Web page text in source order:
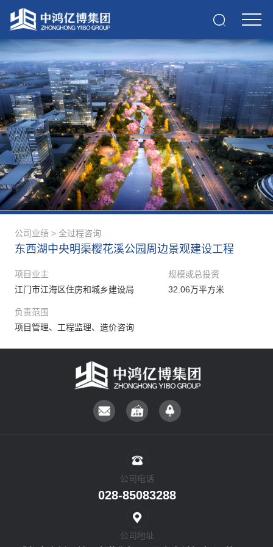
公司业绩 > 全过程咨询
东西湖中央明渠樱花溪公园周边景观建设工程
项目业主
江门市江海区住房和城乡建设局
规模或总投资
32.06万平方米
负责范围
项目管理、工程监理、造价咨询
公司电话
028-85083288
公司地址